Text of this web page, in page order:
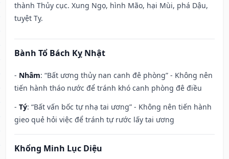
thành Thủy cục. Xung Ngọ, hình Mão, hại Mùi, phá Dậu,
tuyệt Tỵ.
Bành Tổ Bách Kỵ Nhật
- Nhâm: “Bất ương thủy nan canh đê phòng” - Không nên
tiến hành tháo nước để tránh khó canh phòng đê điều
- Tý: “Bất vấn bốc tự nhạ tai ương” - Không nên tiến hành
gieo quẻ hỏi việc để tránh tự rước lấy tai ương
Khổng Minh Lục Diệu